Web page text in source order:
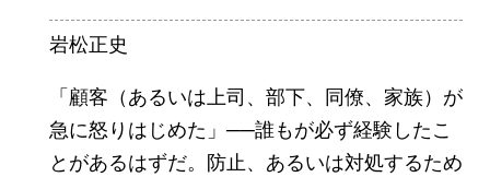
岩松正史
「顧客（あるいは上司、部下、同僚、家族）が
急に怒りはじめた」──誰もが必ず経験したこ
とがあるはずだ。防止、あるいは対処するため